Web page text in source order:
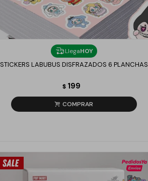
LlegaHOY
STICKERS LABUBUS DISFRAZADOS 6 PLANCHAS
$ 199